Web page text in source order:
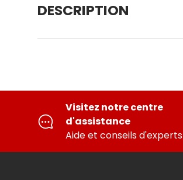
DESCRIPTION
Visitez notre centre
d'assistance
Aide et conseils d'experts